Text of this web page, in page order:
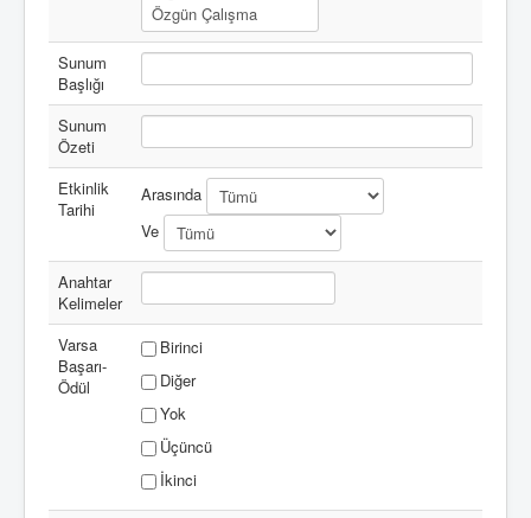
Sunum
Başlığı
Sunum
Özeti
Etkinlik
Tarihi
Arasında
Ve
Anahtar
Kelimeler
Varsa
Başarı-
Ödül
Birinci
Diğer
Yok
Üçüncü
İkinci